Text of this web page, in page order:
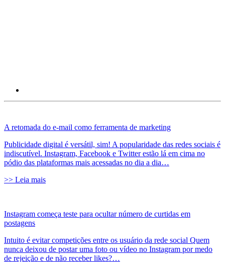
A retomada do e-mail como ferramenta de marketing
Publicidade digital é versátil, sim! A popularidade das redes sociais é
indiscutível. Instagram, Facebook e Twitter estão lá em cima no
pódio das plataformas mais acessadas no dia a dia…
>> Leia mais
Instagram começa teste para ocultar número de curtidas em
postagens
Intuito é evitar competições entre os usuário da rede social Quem
nunca deixou de postar uma foto ou vídeo no Instagram por medo
de rejeição e de não receber likes?…